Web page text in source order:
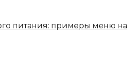
питания: примеры меню на